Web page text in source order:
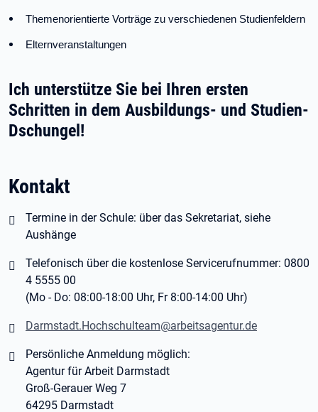
Themenorientierte Vorträge zu verschiedenen Studienfeldern
Elternveranstaltungen
Ich unterstütze Sie bei Ihren ersten
Schritten in dem Ausbildungs- und Studien-
Dschungel!
Kontakt
Termine in der Schule: über das Sekretariat, siehe
Aushänge
Telefonisch über die kostenlose Servicerufnummer: 0800
4 5555 00
(Mo - Do: 08:00-18:00 Uhr, Fr 8:00-14:00 Uhr)
Darmstadt.Hochschulteam@arbeitsagentur.de
Persönliche Anmeldung möglich:
Agentur für Arbeit Darmstadt
Groß-Gerauer Weg 7
64295 Darmstadt